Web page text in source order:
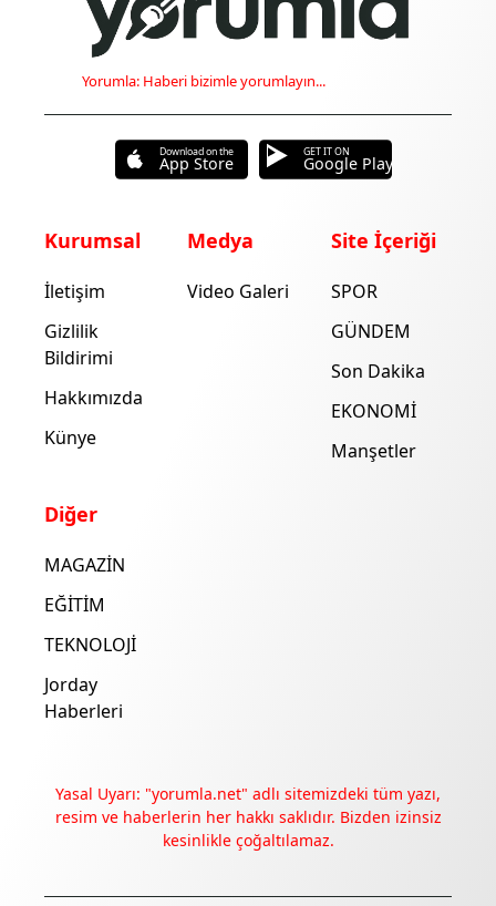
Deneyimini iyileştirmek ve içeriğimizi geliştirmek için çerezler
Yorumla: Haberi bizimle yorumlayın...
Download on the
App Store
GET IT ON
Google Play
Kurumsal
İletişim
Gizlilik
Bildirimi
Hakkımızda
Künye
Medya
Video Galeri
Site İçeriği
SPOR
GÜNDEM
Son Dakika
EKONOMİ
Manşetler
Diğer
MAGAZİN
EĞİTİM
TEKNOLOJİ
Jorday
Haberleri
Yasal Uyarı: "yorumla.net" adlı sitemizdeki tüm yazı,
resim ve haberlerin her hakkı saklıdır. Bizden izinsiz
kesinlikle çoğaltılamaz.